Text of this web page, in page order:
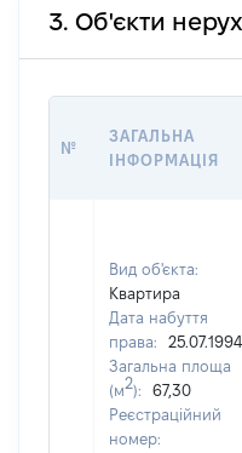
3. Об'єкти
№
ЗАГАЛЬНА
ІНФОРМАЦІЯ
Вид об'єкта:
Квартира
Дата набуття
права:
25.07.1994
Загальна площа
(м2):
67,30
Реєстраційний
номер: